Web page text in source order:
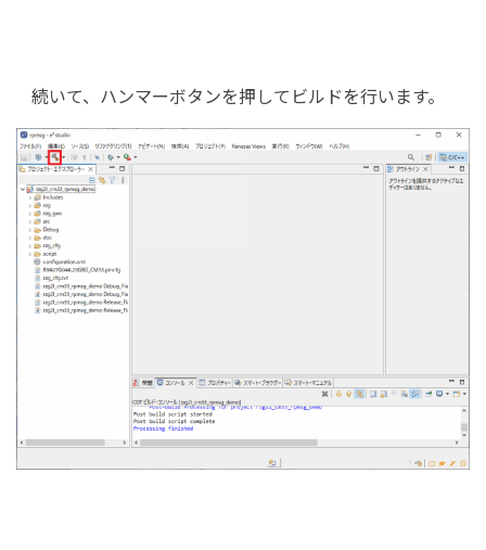
続いて、ハンマーボタンを押してビルドを行います。